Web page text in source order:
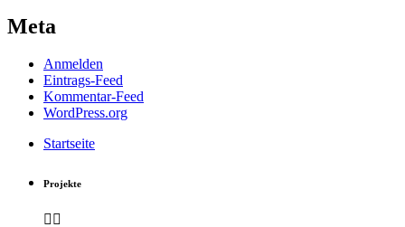
Meta
Anmelden
Eintrags-Feed
Kommentar-Feed
WordPress.org
Startseite
Projekte